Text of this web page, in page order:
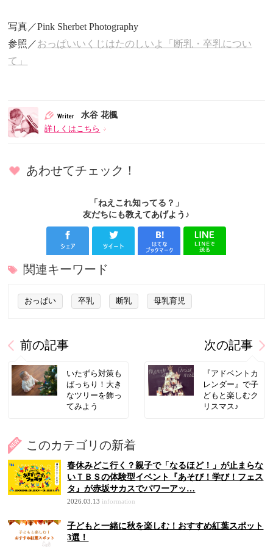
写真／Pink Sherbet Photography
参照／ おっぱいいくじはたのしいよ「断乳・卒乳につい
て」
水谷 花楓
詳しくはこちら
あわせてチェック！
「ねえこれ知ってる？」
友だちにも教えてあげよう♪
関連キーワード
おっぱい 卒乳 断乳 母乳育児
前の記事
いたずら対策も
ばっちり！大き
なツリーを飾っ
てみよう
次の記事
『アドベントカ
レンダー』で子
どもと楽しむク
リスマス♪
このカテゴリの新着
春休みどこ行く？親子で「なるほど！」が止まらな
いＴＢＳの体験型イベント『あそび！学び！フェス
タ』が赤坂サカスでパワーアッ…
2026.03.13 information
子どもと一緒に秋を楽しむ！おすすめ紅葉スポット
3選！